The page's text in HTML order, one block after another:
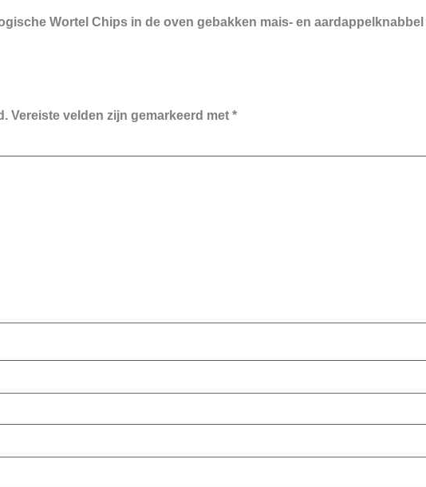
Wortel Chips in de oven gebakken mais- en
Vereiste velden zijn gemarkeerd met *